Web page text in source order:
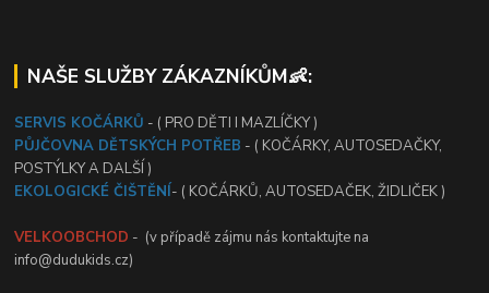
NAŠE SLUŽBY ZÁKAZNÍKŮM👶:
SERVIS KOČÁRKŮ - ( PRO DĚTI I MAZLÍČKY )
PŮJČOVNA DĚTSKÝCH POTŘEB - ( KOČÁRKY, AUTOSEDAČKY,
POSTÝLKY A DALŠÍ )
EKOLOGICKÉ ČIŠTĚNÍ- ( KOČÁRKŮ, AUTOSEDAČEK, ŽIDLIČEK )
VELKOOBCHOD - (v případě zájmu nás kontaktujte na
info@dudukids.cz)